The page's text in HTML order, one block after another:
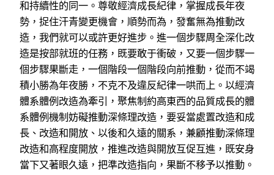
和持續性的同一。尊敬經濟成長紀律，掌握成長年夜
勢，捉住汗青變更機會，順勢而為，發奮無為推動改
造，我們就可以或許更好進步。進一個步驟周全深化改
造是按部就班的任務，既要敢于衝破，又要一個步驟一
個步驟果斷走，一個階段一個階段向前推動，從而不竭
積小勝為年夜勝，不克不及違反紀律一哄而上。以經濟
體系體例改造為牽引，聚焦制約高東西的品質成長的體
系體例機制妨礙推動深條理改造，要妥當處置改造和成
長、改造和開放、以後和久遠的關系，兼顧推動深條理
改造和高程度開放，推進改造與開放互促互進，既安身
當下又著眼久遠，把準改造指向，果斷不移予以推動。